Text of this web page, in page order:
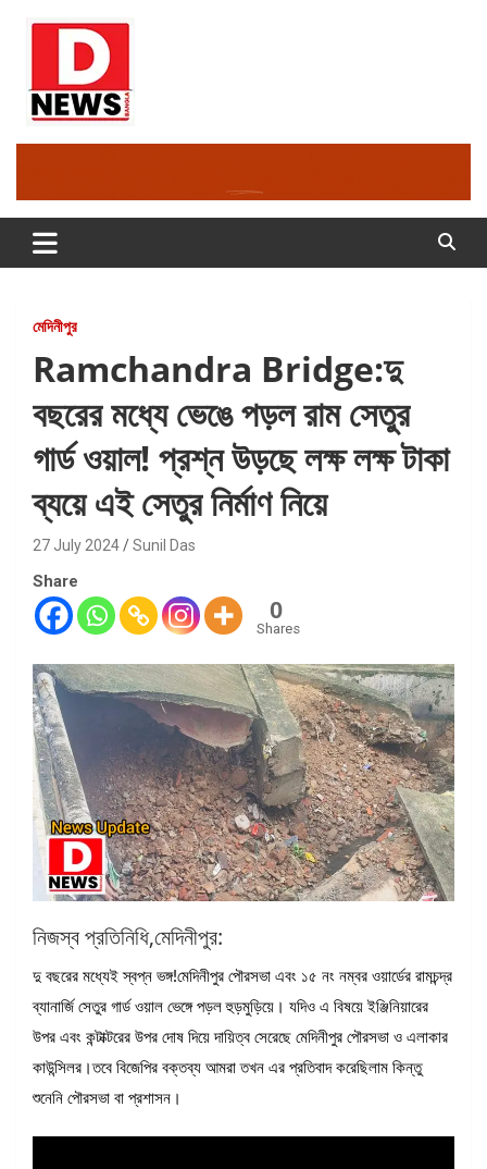
Dnews
মেদিনীপুর
Ramchandra Bridge:দু
বছরের মধ্যে ভেঙে পড়ল রাম সেতুর
গার্ড ওয়াল! প্রশ্ন উড়ছে লক্ষ লক্ষ টাকা
ব্যয়ে এই সেতুর নির্মাণ নিয়ে
27 July 2024 Sunil Das
Share
0
Shares
নিজস্ব প্রতিনিধি,মেদিনীপুর:
দু বছরের মধ্যেই স্বপ্ন ভঙ্গ!মেদিনীপুর পৌরসভা এবং ১৫ নং নম্বর ওয়ার্ডের রামচন্দ্র
ব্যানার্জি সেতুর গার্ড ওয়াল ভেঙ্গে পড়ল হুড়মুড়িয়ে। যদিও এ বিষয়ে ইঞ্জিনিয়ারের
উপর এবং কন্টাক্টরের উপর দোষ দিয়ে দায়িত্ব সেরেছে মেদিনীপুর পৌরসভা ও এলাকার
কাউন্সিলর।তবে বিজেপির বক্তব্য আমরা তখন এর প্রতিবাদ করেছিলাম কিন্তু
শুনেনি পৌরসভা বা প্রশাসন।